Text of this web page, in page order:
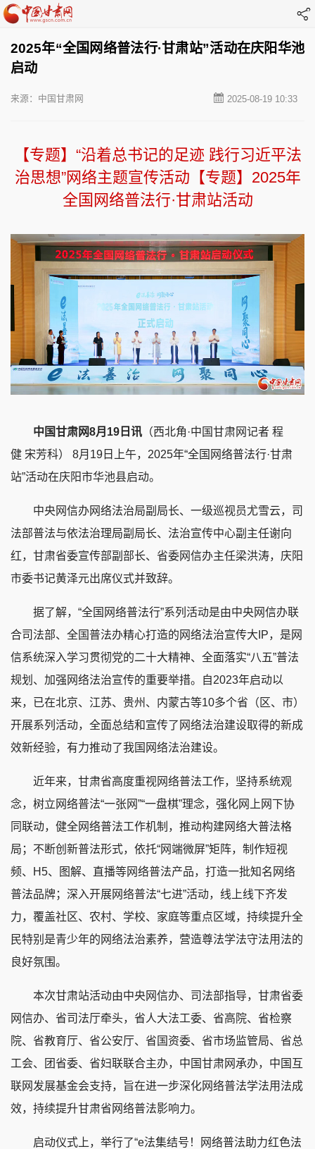
2025年“全国网络普法行·甘肃站”活动在庆阳华池
启动
2025-08-19 10:33
来源：中国甘肃网
【专题】“沿着总书记的足迹 践行习近平法
治思想”网络主题宣传活动 【专题】2025年
全国网络普法行·甘肃站活动
中国甘肃网8月19日讯 （西北角·中国甘肃网记者 程
健 宋芳科） 8月19日上午，2025年“全国网络普法行·甘肃
站”活动在庆阳市华池县启动。
中央网信办网络法治局副局长、一级巡视员尤雪云，司
法部普法与依法治理局副局长、法治宣传中心副主任谢向
红，甘肃省委宣传部副部长、省委网信办主任梁洪涛，庆阳
市委书记黄泽元出席仪式并致辞。
据了解，“全国网络普法行”系列活动是由中央网信办联
合司法部、全国普法办精心打造的网络法治宣传大IP，是网
信系统深入学习贯彻党的二十大精神、全面落实“八五”普法
规划、加强网络法治宣传的重要举措。自2023年启动以
来，已在北京、江苏、贵州、内蒙古等10多个省（区、市）
开展系列活动，全面总结和宣传了网络法治建设取得的新成
效新经验，有力推动了我国网络法治建设。
近年来，甘肃省高度重视网络普法工作，坚持系统观
念，树立网络普法“一张网”“一盘棋”理念，强化网上网下协
同联动，健全网络普法工作机制，推动构建网络大普法格
局；不断创新普法形式，依托“网端微屏”矩阵，制作短视
频、H5、图解、直播等网络普法产品，打造一批知名网络
普法品牌；深入开展网络普法“七进”活动，线上线下齐发
力，覆盖社区、农村、学校、家庭等重点区域，持续提升全
民特别是青少年的网络法治素养，营造尊法学法守法用法的
良好氛围。
本次甘肃站活动由中央网信办、司法部指导，甘肃省委
网信办、省司法厅牵头，省人大法工委、省高院、省检察
院、省教育厅、省公安厅、省国资委、省市场监管局、省总
工会、团省委、省妇联联合主办，中国甘肃网承办，中国互
联网发展基金会支持，旨在进一步深化网络普法学法用法成
效，持续提升甘肃省网络普法影响力。
启动仪式上，举行了“e法集结号！网络普法助力红色法